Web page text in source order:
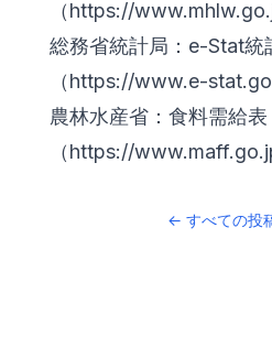
（https://
総務省統計局：e-Stat統
（https://www.e-
農林水産省：食料需給表
（https://
←すべての投